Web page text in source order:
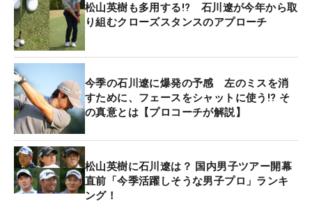
松山英樹も多用する!? 石川遼が今年から取
り組むクローズスタンスのアプローチ
今季の石川遼に爆発の予感 左のミスを消
すために、フェースをシャットに使う!? そ
の真意とは【プロコーチが解説】
松山英樹に石川遼は？ 国内男子ツアー開幕
直前「今季活躍しそうな男子プロ」ランキ
ング！